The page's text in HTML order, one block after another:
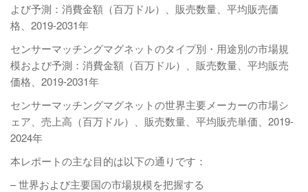
よび予測：消費金額（百万ドル）、販売数量、平均販売価
格、2019-2031年
センサーマッチングマグネットのタイプ別・用途別の市場規
模および予測：消費金額（百万ドル）、販売数量、平均販売
価格、2019-2031年
センサーマッチングマグネットの世界主要メーカーの市場シ
ェア、売上高（百万ドル）、販売数量、平均販売単価、2019-
2024年
本レポートの主な目的は以下の通りです：
– 世界および主要国の市場規模を把握する